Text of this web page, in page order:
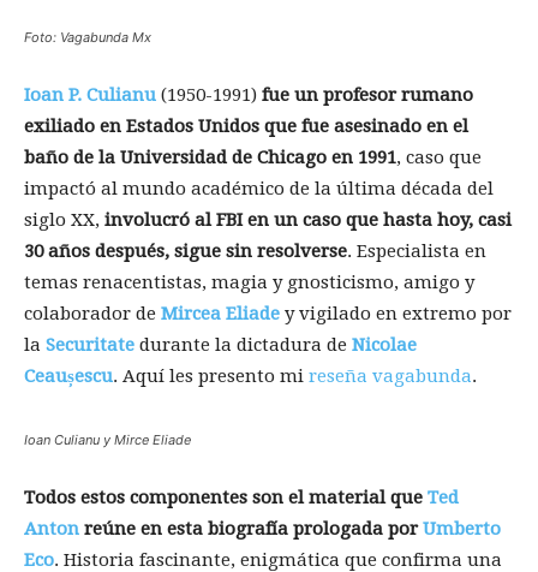
Foto: Vagabunda Mx
Ioan P. Culianu (1950-1991) fue un profesor rumano
exiliado en Estados Unidos que fue asesinado en el
baño de la Universidad de Chicago en 1991, caso que
impactó al mundo académico de la última década del
siglo XX, involucró al FBI en un caso que hasta hoy, casi
30 años después, sigue sin resolverse. Especialista en
temas renacentistas, magia y gnosticismo, amigo y
colaborador de Mircea Eliade y vigilado en extremo por
la Securitate durante la dictadura de Nicolae
Ceaușescu. Aquí les presento mi reseña vagabunda.
Ioan Culianu y Mirce Eliade
Todos estos componentes son el material que Ted
Anton reúne en esta biografía prologada porUmberto
Eco. Historia fascinante, enigmática que confirma una